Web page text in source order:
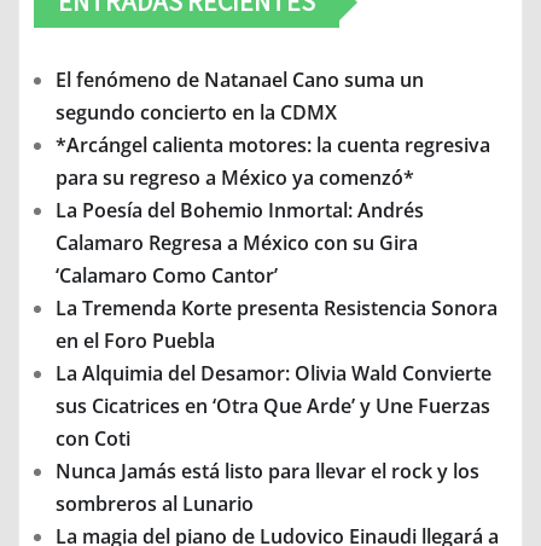
El fenómeno de Natanael Cano suma un
segundo concierto en la CDMX
*Arcángel calienta motores: la cuenta regresiva
para su regreso a México ya comenzó*
La Poesía del Bohemio Inmortal: Andrés
Calamaro Regresa a México con su Gira
‘Calamaro Como Cantor’
La Tremenda Korte presenta Resistencia Sonora
en el Foro Puebla
La Alquimia del Desamor: Olivia Wald Convierte
sus Cicatrices en ‘Otra Que Arde’ y Une Fuerzas
con Coti
Nunca Jamás está listo para llevar el rock y los
sombreros al Lunario
La magia del piano de Ludovico Einaudi llegará a